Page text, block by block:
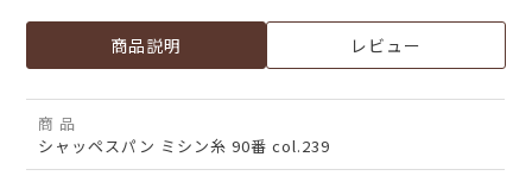
商品説明 レビュー
商 品
シャッペスパン ミシン糸 90番 col.239